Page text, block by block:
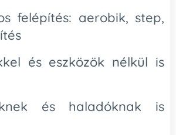
felépítés: aerobik, step,
és eszközök nélkül is
és haladóknak is